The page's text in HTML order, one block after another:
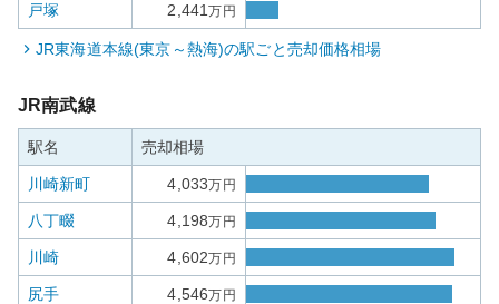
戸塚 2,441万円
JR東海道本線(東京～熱海)の駅ごと売却価格相場
JR南武線
駅名 売却相場
川崎新町 4,033万円
八丁畷 4,198万円
川崎 4,602万円
尻手 4,546万円